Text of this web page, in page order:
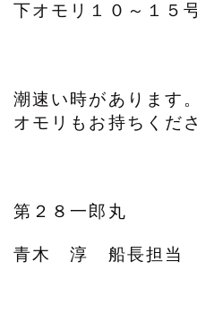
下オモリ１０～１５
潮速い時があります
オモリもお持ちくだ
第２８一郎丸
青木 淳 船長担当